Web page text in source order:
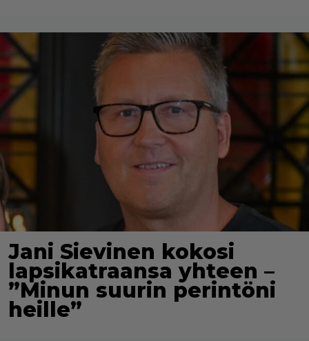
Jani Sievinen kokosi
lapsikatraansa yhteen –
”Minun suurin perintöni
heille”